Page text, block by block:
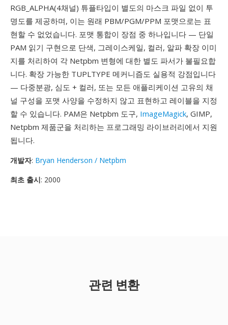
RGB_ALPHA(4채널) 튜플타입이 별도의 마스크 파일 없이 투
명도를 제공하며, 이는 원래 PBM/PGM/PPM 포맷으로는 표
현할 수 없었습니다. 포맷 통합이 장점 중 하나입니다 — 단일
PAM 읽기 구현으로 단색, 그레이스케일, 컬러, 알파 확장 이미
지를 처리하여 각 Netpbm 변형에 대한 별도 파서가 불필요합
니다. 확장 가능한 TUPLTYPE 메커니즘도 실용적 강점입니다
— 다중분광, 심도 + 컬러, 또는 모든 애플리케이션 고유의 채
널 구성을 포맷 사양을 수정하지 않고 표현하고 레이블을 지정
할 수 있습니다. PAM은 Netpbm 도구, ImageMagick, GIMP,
Netpbm 제품군을 처리하는 프로그래밍 라이브러리에서 지원
됩니다.
개발자: Bryan Henderson / Netpbm
최초 출시: 2000
관련 변환